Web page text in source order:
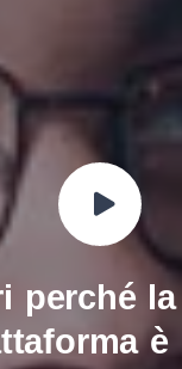
perché
è